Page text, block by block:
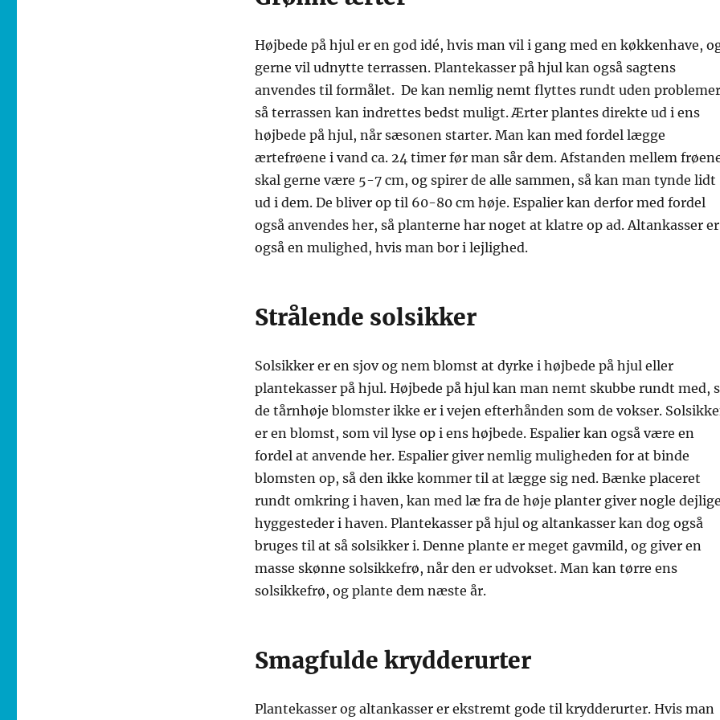
Højbede på hjul er en god idé, hvis man vil i gang med en køkkenhave,
gerne vil udnytte terrassen. Plantekasser på hjul kan også sagtens
anvendes til formålet. De kan nemlig nemt flyttes rundt uden
så terrassen kan indrettes bedst muligt. Ærter plantes direkte ud i ens
højbede på hjul, når sæsonen starter. Man kan med fordel lægge
ærtefrøene i vand ca. 24 timer før man sår dem. Afstanden mellem
skal gerne være 5-7 cm, og spirer de alle sammen, så kan man tynde lidt
ud i dem. De bliver op til 60-80 cm høje. Espalier kan derfor med fordel
også anvendes her, så planterne har noget at klatre op ad. Altankasser er
også en mulighed, hvis man bor i lejlighed.
Strålende solsikker
Solsikker er en sjov og nem blomst at dyrke i højbede på hjul eller
plantekasser på hjul. Højbede på hjul kan man nemt skubbe rundt med,
de tårnhøje blomster ikke er i vejen efterhånden som de vokser.
er en blomst, som vil lyse op i ens højbede. Espalier kan også være en
fordel at anvende her. Espalier giver nemlig muligheden for at binde
blomsten op, så den ikke kommer til at lægge sig ned. Bænke placeret
rundt omkring i haven, kan med læ fra de høje planter giver nogle dejlige
hyggesteder i haven. Plantekasser på hjul og altankasser kan dog også
bruges til at så solsikker i. Denne plante er meget gavmild, og giver en
masse skønne solsikkefrø, når den er udvokset. Man kan tørre ens
solsikkefrø, og plante dem næste år.
Smagfulde krydderurter
Plantekasser og altankasser er ekstremt gode til krydderurter. Hvis man